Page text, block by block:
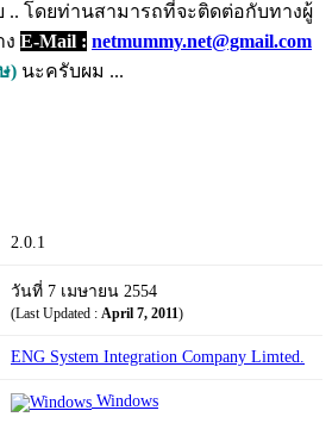
.. โดยท่านสามารถที่จะติดต่อกับทางผู้
E-Mail : netmummy.net@gmail.com
) นะครับผม ...
2.0.1
วันที่ 7 เมษายน 2554
(Last Updated : April 7, 2011)
ENG System Integration Company Limted.
Windows